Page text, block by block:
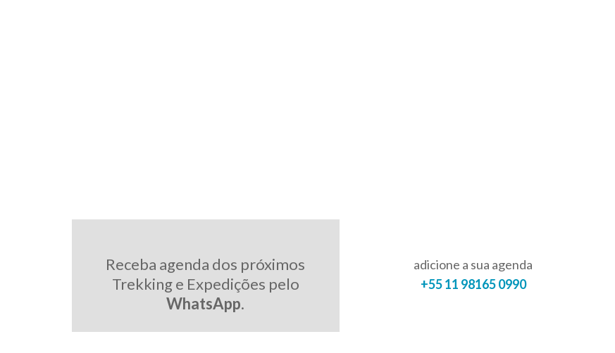
Receba agenda dos próximos
Trekking e Expedições pelo
WhatsApp.
adicione a sua agenda
+55 11 98165 0990